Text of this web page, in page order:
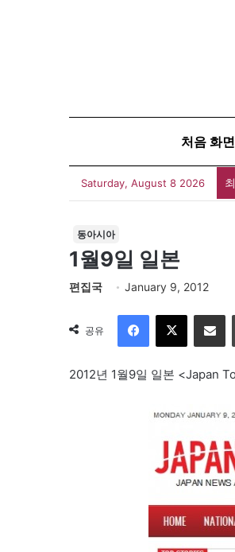
처음 화면
Saturday, August 8 2026
동아시아
1월9일 일본
편집국 January 9, 2012
공유
이메일
2012년 1월9일 일본 <Japan